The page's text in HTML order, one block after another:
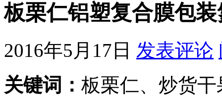
板栗仁铝塑复合膜包
2016年5月17日 发表评论
关键词： 板栗仁、炒货